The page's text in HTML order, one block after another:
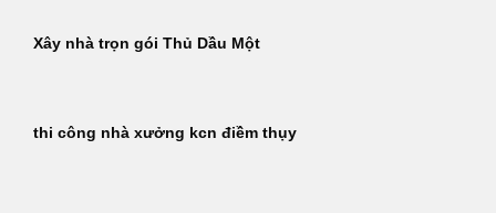
Xây nhà trọn gói Thủ Dầu Một
thi công nhà xưởng kcn điềm thụy